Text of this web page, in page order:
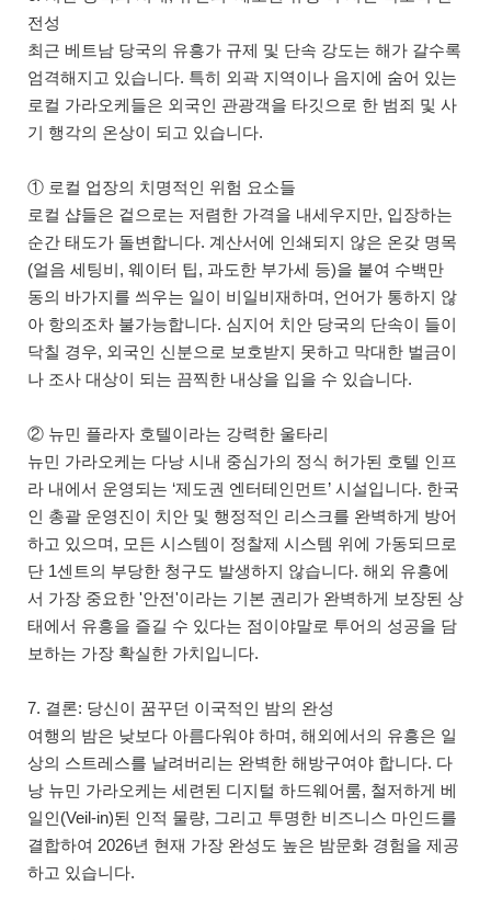
전성
최근 베트남 당국의 유흥가 규제 및 단속 강도는 해가 갈수록
엄격해지고 있습니다. 특히 외곽 지역이나 음지에 숨어 있는
로컬 가라오케들은 외국인 관광객을 타깃으로 한 범죄 및 사
기 행각의 온상이 되고 있습니다.
① 로컬 업장의 치명적인 위험 요소들
로컬 샵들은 겉으로는 저렴한 가격을 내세우지만, 입장하는
순간 태도가 돌변합니다. 계산서에 인쇄되지 않은 온갖 명목
(얼음 세팅비, 웨이터 팁, 과도한 부가세 등)을 붙여 수백만
동의 바가지를 씌우는 일이 비일비재하며, 언어가 통하지 않
아 항의조차 불가능합니다. 심지어 치안 당국의 단속이 들이
닥칠 경우, 외국인 신분으로 보호받지 못하고 막대한 벌금이
나 조사 대상이 되는 끔찍한 내상을 입을 수 있습니다.
② 뉴민 플라자 호텔이라는 강력한 울타리
뉴민 가라오케는 다낭 시내 중심가의 정식 허가된 호텔 인프
라 내에서 운영되는 ‘제도권 엔터테인먼트’ 시설입니다. 한국
인 총괄 운영진이 치안 및 행정적인 리스크를 완벽하게 방어
하고 있으며, 모든 시스템이 정찰제 시스템 위에 가동되므로
단 1센트의 부당한 청구도 발생하지 않습니다. 해외 유흥에
서 가장 중요한 '안전'이라는 기본 권리가 완벽하게 보장된 상
태에서 유흥을 즐길 수 있다는 점이야말로 투어의 성공을 담
보하는 가장 확실한 가치입니다.
7. 결론: 당신이 꿈꾸던 이국적인 밤의 완성
여행의 밤은 낮보다 아름다워야 하며, 해외에서의 유흥은 일
상의 스트레스를 날려버리는 완벽한 해방구여야 합니다. 다
낭 뉴민 가라오케는 세련된 디지털 하드웨어룸, 철저하게 베
일인(Veil-in)된 인적 물량, 그리고 투명한 비즈니스 마인드를
결합하여 2026년 현재 가장 완성도 높은 밤문화 경험을 제공
하고 있습니다.